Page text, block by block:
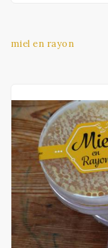
miel en rayon